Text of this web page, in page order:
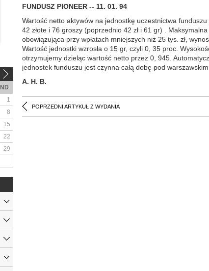
FUNDUSZ PIONEER -- 11. 01. 94
Wartość netto aktywów na jednostkę uczestnictwa
42 złote i 76 groszy (poprzednio 42 zł i 61 gr) .
obowiązująca przy wpłatach mniejszych niż 25 tys. zł,
Wartość jednostki wzrosła o 15 gr, czyli 0, 35 proc.
otrzymujemy dzieląc wartość netto przez 0, 945.
jednostek funduszu jest czynna całą dobę pod
A. H. B.
POPRZEDNI ARTYKUŁ Z WYDANIA
ND
1
8
15
22
29